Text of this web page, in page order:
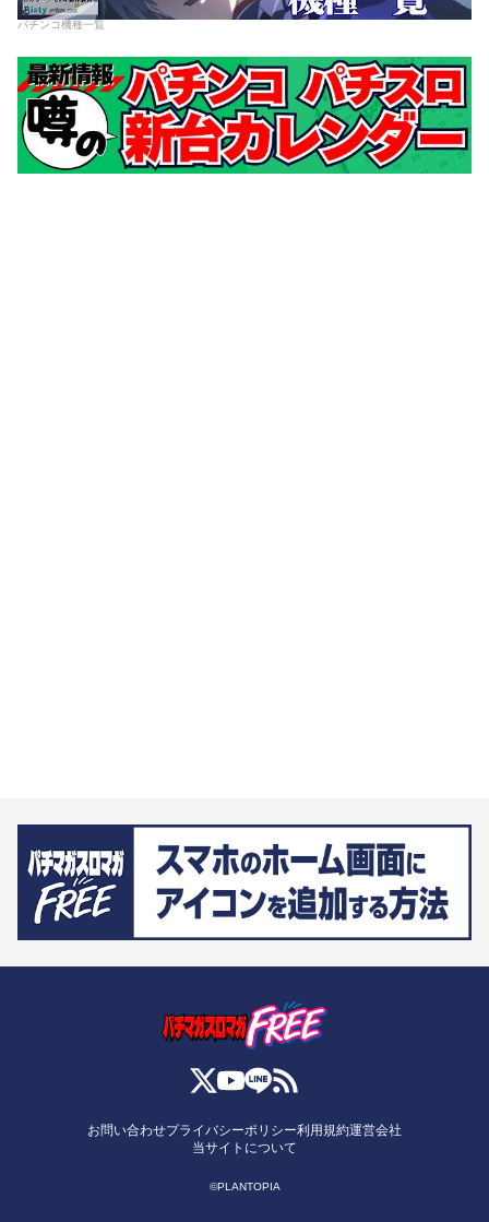
パチンコ機種一覧
お問い合わせプライバシーポリシー利用規約運営会社
当サイトについて
©PLANTOPIA